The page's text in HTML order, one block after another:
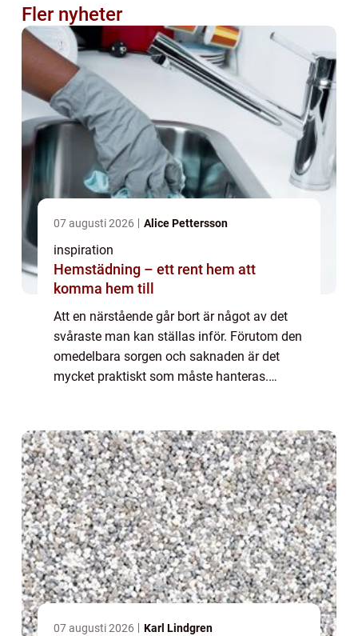
Fler nyheter
07 augusti 2026 Alice Pettersson
inspiration
Hemstädning – ett rent hem att
komma hem till
Att en närstående går bort är något av det
svåraste man kan ställas inför. Förutom den
omedelbara sorgen och saknaden är det
mycket praktiskt som måste hanteras.
samtidigt som man f...
07 augusti 2026 Karl Lindgren